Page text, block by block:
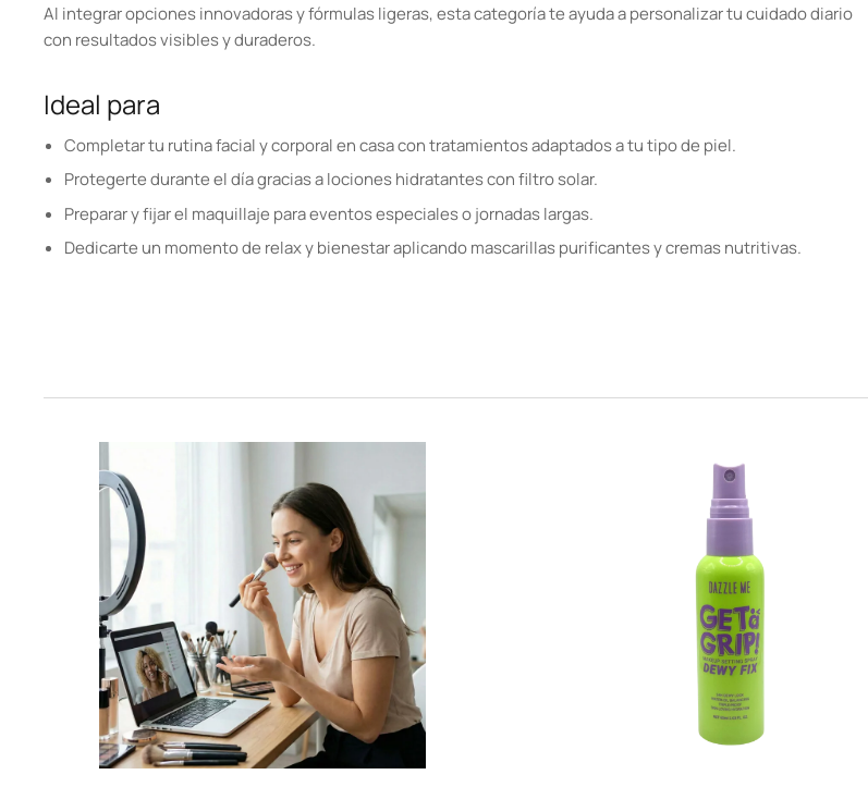
Al integrar opciones innovadoras y fórmulas ligeras, esta categoría te ayuda a personalizar tu cuidado diario
con resultados visibles y duraderos.
Ideal para
Completar tu rutina facial y corporal en casa con tratamientos adaptados a tu tipo de piel.
Protegerte durante el día gracias a lociones hidratantes con filtro solar.
Preparar y fijar el maquillaje para eventos especiales o jornadas largas.
Dedicarte un momento de relax y bienestar aplicando mascarillas purificantes y cremas nutritivas.